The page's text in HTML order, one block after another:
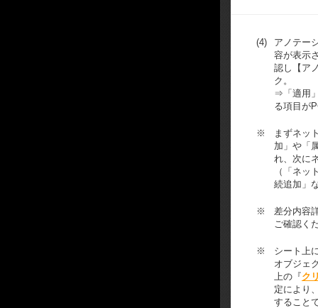
(4)
アノテー
容が表示
認し【ア
ク。
⇒「適用
る項目が
※
まずネッ
加」や「
れ、次に
（「ネッ
続追加」
※
差分内容
ご確認く
※
シート上
オブジェ
上の『ク
定により
すること